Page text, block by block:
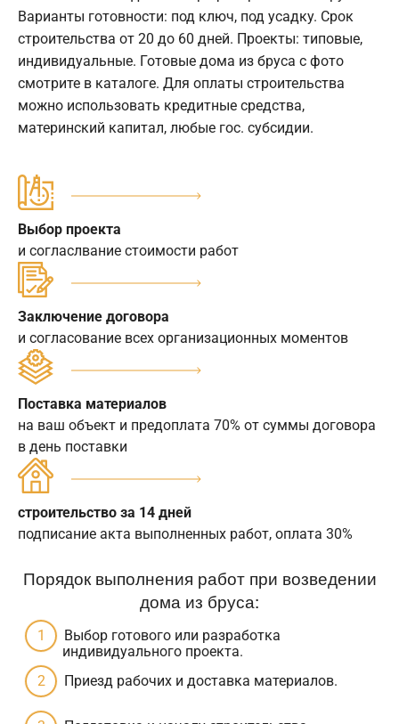
Варианты готовности: под ключ, под усадку. Срок
строительства от 20 до 60 дней. Проекты: типовые,
индивидуальные. Готовые дома из бруса с фото
смотрите в каталоге. Для оплаты строительства
можно использовать кредитные средства,
материнский капитал, любые гос. субсидии.
Выбор проекта
и согласлвание стоимости работ
Заключение договора
и согласование всех организационных моментов
Поставка материалов
на ваш объект и предоплата 70% от суммы договора
в день поставки
строительство за 14 дней
подписание акта выполненных работ, оплата 30%
Порядок выполнения работ при возведении
дома из бруса:
Выбор готового или разработка
индивидуального проекта.
Приезд рабочих и доставка материалов.